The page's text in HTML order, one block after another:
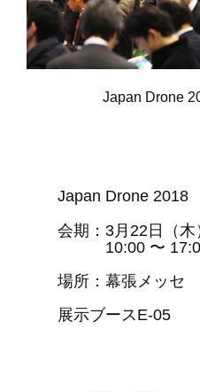
Japan Drone
Japan Drone 2018
会期：3月22日（木
10:00 〜
場所：幕張メッセ
展示ブースE-05